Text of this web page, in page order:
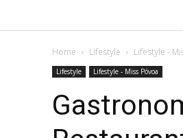
Home Lifestyle Lifestyle -
Lifestyle Lifestyle - Miss Póvoa